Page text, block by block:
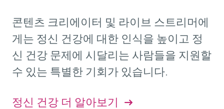
콘텐츠 크리에이터 및 라이브 스트리머에
게는 정신 건강에 대한 인식을 높이고 정
신 건강 문제에 시달리는 사람들을 지원할
수 있는 특별한 기회가 있습니다.
정신 건강 더 알아보기